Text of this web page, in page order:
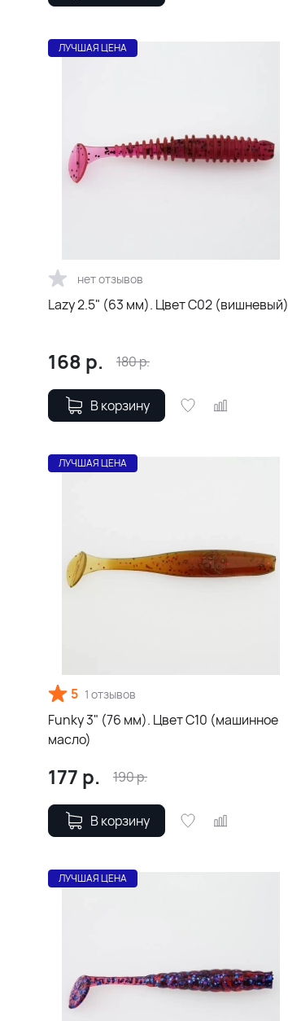
ЛУЧШАЯ ЦЕНА
нет отзывов
Lazy 2.5" (63 мм). Цвет С02 (вишневый)
168 р. 180р.
В корзину
ЛУЧШАЯ ЦЕНА
5 1 отзывов
Funky 3" (76 мм). Цвет С10 (машинное
масло)
177 р. 190р.
В корзину
ЛУЧШАЯ ЦЕНА